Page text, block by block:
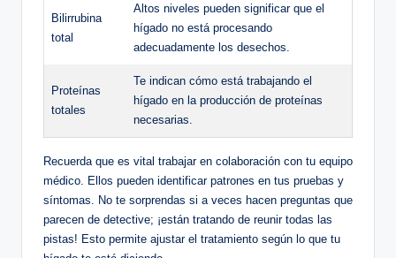
Bilirrubina
total
Altos niveles pueden significar que el
hígado no está procesando
adecuadamente los desechos.
Proteínas
totales
Te indican cómo está trabajando el
hígado en la producción de proteínas
necesarias.
Recuerda que es vital trabajar en colaboración con tu equipo
médico. Ellos pueden identificar patrones en tus pruebas y
síntomas. No te sorprendas si a veces hacen preguntas que
parecen de detective; ¡están tratando de reunir todas las
pistas! Esto permite ajustar el tratamiento según lo que tu